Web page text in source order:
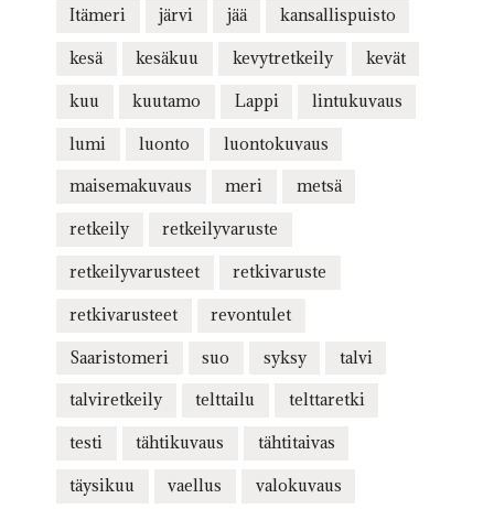
Itämeri järvi jää kansallispuisto
kesä kesäkuu kevytretkeily kevät
kuu kuutamo Lappi lintukuvaus
lumi luonto luontokuvaus
maisemakuvaus meri metsä
retkeily retkeilyvaruste
retkeilyvarusteet retkivaruste
retkivarusteet revontulet
Saaristomeri suo syksy talvi
talviretkeily telttailu telttaretki
testi tähtikuvaus tähtitaivas
täysikuu vaellus valokuvaus